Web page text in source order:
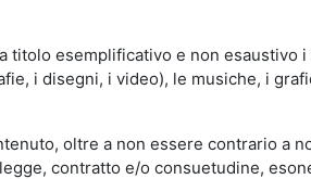
esemplificativo e non esaustivo
i disegni, i video), le musiche, i
oltre a non essere contrario a
contratto e/o consuetudine,